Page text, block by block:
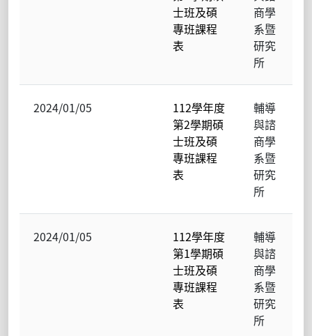
士班及碩
專班課程
表
商學
系暨
研究
所
2024/01/05
112學年度
第2學期碩
士班及碩
專班課程
表
輔導
與諮
商學
系暨
研究
所
2024/01/05
112學年度
第1學期碩
士班及碩
專班課程
表
輔導
與諮
商學
系暨
研究
所